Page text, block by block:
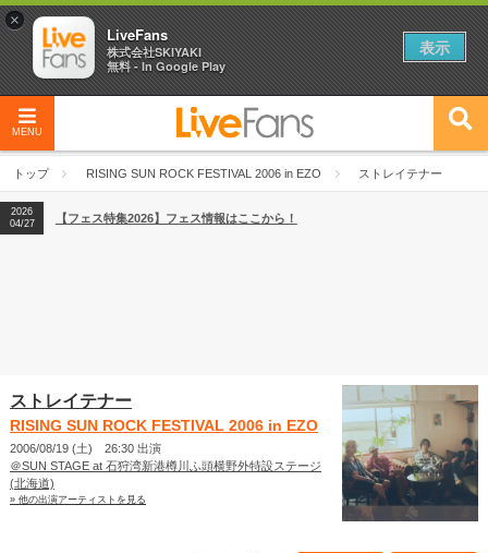
MENU
トップ RISING SUN ROCK FESTIVAL 2006 in EZO ストレイテナー
2026
04/27
2026
【ライブ動員ランキング】2026年上半期編発表！
2026
04/27
【フェス特集2026】フェス情報はここから！
ストレイテナー
RISING SUN ROCK FESTIVAL 2006 in EZO
2006/08/19 (土) 26:30 出演
＠SUN STAGE at 石狩湾新港樽川ふ頭横野外特設ステージ
(北海道)
» 他の出演アーティストを見る
×
LiveFans
株式会社SKIYAKI
無料 - In Google Play
表示